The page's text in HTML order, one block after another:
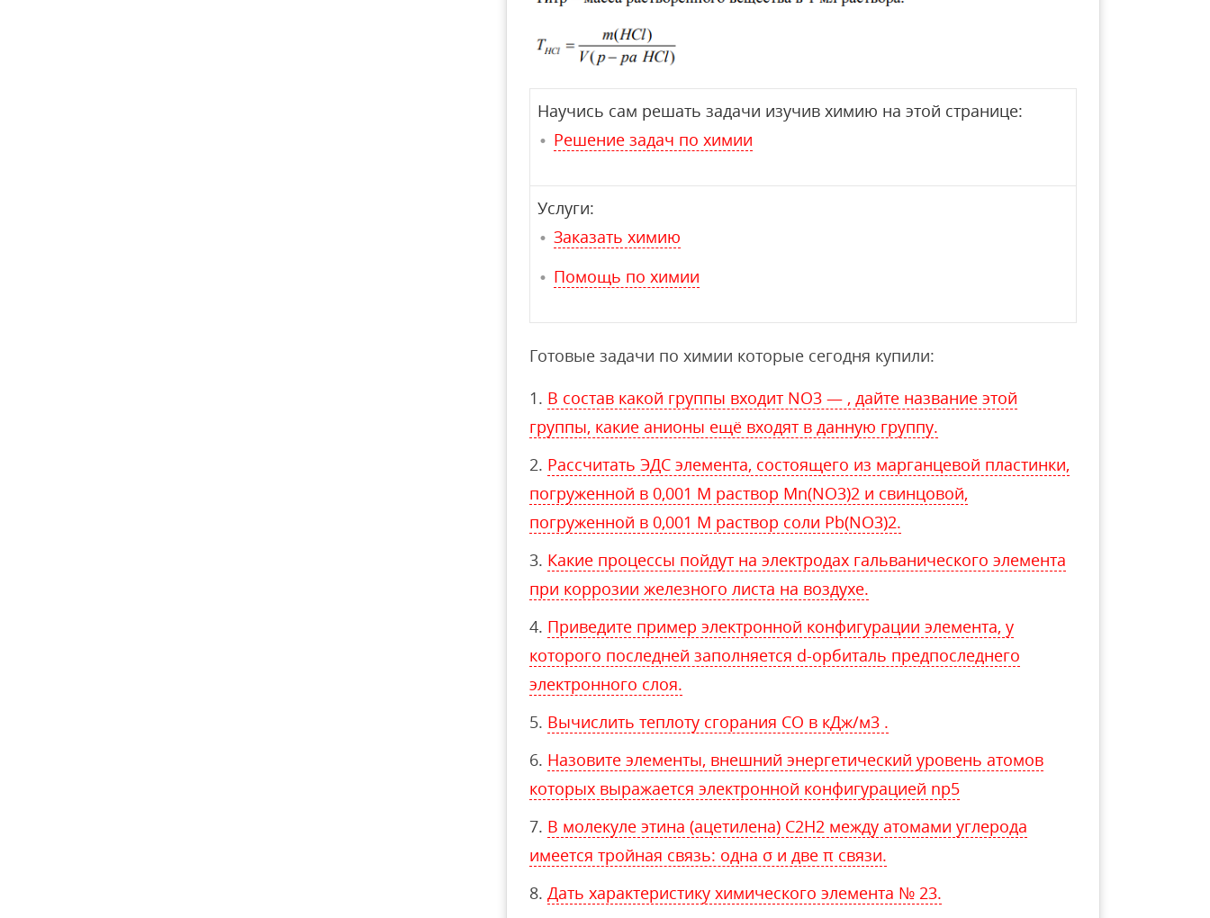
Научись сам решать задачи изучив химию на этой странице:
Решение задач по химии
Услуги:
Заказать химию
Помощь по химии
Готовые задачи по химии которые сегодня купили:
В состав какой группы входит NO3 — , дайте название этой
группы, какие анионы ещё входят в данную группу.
Рассчитать ЭДС элемента, состоящего из марганцевой пластинки,
погруженной в 0,001 М раствор Mn(NO3)2 и свинцовой,
погруженной в 0,001 М раствор соли Pb(NO3)2.
Какие процессы пойдут на электродах гальванического элемента
при коррозии железного листа на воздухе.
Приведите пример электронной конфигурации элемента, у
которого последней заполняется d-орбиталь предпоследнего
электронного слоя.
Вычислить теплоту сгорания СО в кДж/м3 .
Назовите элементы, внешний энергетический уровень атомов
которых выражается электронной конфигурацией np5
В молекуле этина (ацетилена) С2H2 между атомами углерода
имеется тройная связь: одна σ и две π связи.
Дать характеристику химического элемента № 23.